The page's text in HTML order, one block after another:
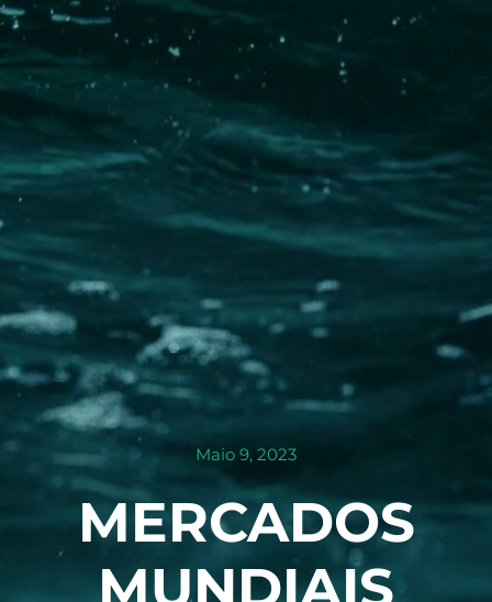
Maio 9, 2023
MERCADOS
MUNDIAIS